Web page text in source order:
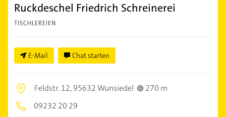
Ruckdeschel Friedrich Schreinerei
TISCHLEREIEN
E-Mail Chat starten
Feldstr. 12,95632 Wunsiedel
270 m
09232 20 29